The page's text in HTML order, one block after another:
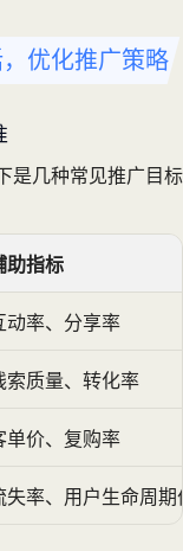
优化推广策略
是几种常见推广目标
助指标
动率、分享率
索质量、转化率
单价、复购率
失率、用户生命周期